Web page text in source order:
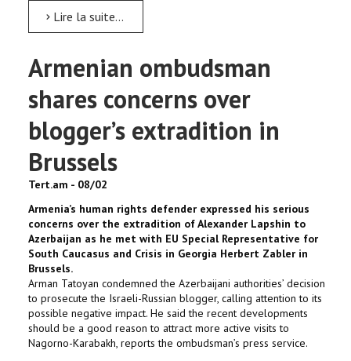
Lire la suite...
Armenian ombudsman
shares concerns over
blogger’s extradition in
Brussels
Tert.am - 08/02
Armenia’s human rights defender expressed his serious
concerns over the extradition of Alexander Lapshin to
Azerbaijan as he met with EU Special Representative for
South Caucasus and Crisis in Georgia Herbert Zabler in
Brussels.
Arman Tatoyan condemned the Azerbaijani authorities’ decision
to prosecute the Israeli-Russian blogger, calling attention to its
possible negative impact. He said the recent developments
should be a good reason to attract more active visits to
Nagorno-Karabakh, reports the ombudsman’s press service.